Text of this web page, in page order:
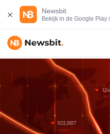
Newsbit
Bekijk in de Google Play